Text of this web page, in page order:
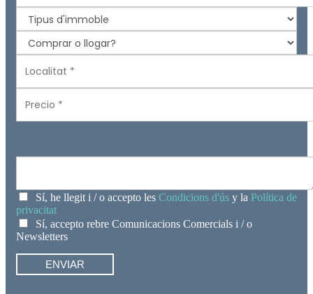
Sí, he llegit i / o accepto les Condicions d'ús y la Política de
privacitat
Sí, accepto rebre Comunicacions Comercials i / o
Newsletters